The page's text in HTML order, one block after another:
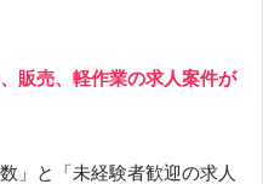
販売、軽作業の求人案件が
」と「未経験者歓迎の求人